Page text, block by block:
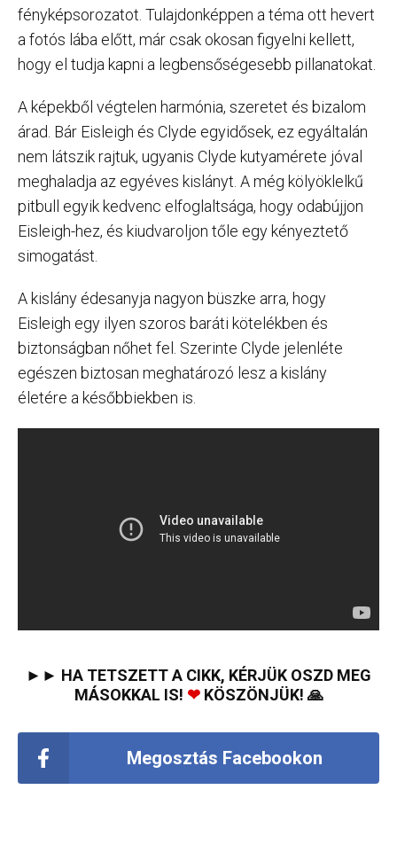
fényképsorozatot. Tulajdonképpen a téma ott hevert
a fotós lába előtt, már csak okosan figyelni kellett,
hogy el tudja kapni a legbensőségesebb pillanatokat.
A képekből végtelen harmónia, szeretet és bizalom
árad. Bár Eisleigh és Clyde egyidősek, ez egyáltalán
nem látszik rajtuk, ugyanis Clyde kutyamérete jóval
meghaladja az egyéves kislányt. A még kölyöklelkű
pitbull egyik kedvenc elfoglaltsága, hogy odabújjon
Eisleigh-hez, és kiudvaroljon tőle egy kényeztető
simogatást.
A kislány édesanyja nagyon büszke arra, hogy
Eisleigh egy ilyen szoros baráti kötelékben és
biztonságban nőhet fel. Szerinte Clyde jelenléte
egészen biztosan meghatározó lesz a kislány
életére a későbbiekben is.
►► HA TETSZETT A CIKK, KÉRJÜK OSZD MEG
MÁSOKKAL IS! ❤KÖSZÖNJÜK! 🙏
Megosztás Facebookon